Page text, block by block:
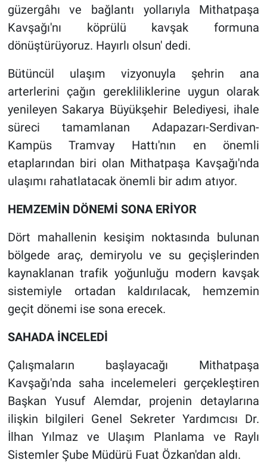
güzergâhı ve bağlantı yollarıyla Mithatpaşa
Kavşağı'nı köprülü kavşak formuna
dönüştürüyoruz. Hayırlı olsun' dedi.
Bütüncül ulaşım vizyonuyla şehrin ana
arterlerini çağın gerekliliklerine uygun olarak
yenileyen Sakarya Büyükşehir Belediyesi, ihale
süreci tamamlanan Adapazarı-Serdivan-
Kampüs Tramvay Hattı'nın en önemli
etaplarından biri olan Mithatpaşa Kavşağı'nda
ulaşımı rahatlatacak önemli bir adım atıyor.
HEMZEMİN DÖNEMİ SONA ERİYOR
Dört mahallenin kesişim noktasında bulunan
bölgede araç, demiryolu ve su geçişlerinden
kaynaklanan trafik yoğunluğu modern kavşak
sistemiyle ortadan kaldırılacak, hemzemin
geçit dönemi ise sona erecek.
SAHADA İNCELEDİ
Çalışmaların başlayacağı Mithatpaşa
Kavşağı'nda saha incelemeleri gerçekleştiren
Başkan Yusuf Alemdar, projenin detaylarına
ilişkin bilgileri Genel Sekreter Yardımcısı Dr.
İlhan Yılmaz ve Ulaşım Planlama ve Raylı
Sistemler Şube Müdürü Fuat Özkan'dan aldı.